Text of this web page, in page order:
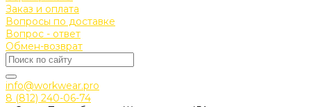
Заказ и оплата
Вопросы по доставке
Вопрос - ответ
Обмен-возврат
info@workwear.pro
8 (812) 240-06-74